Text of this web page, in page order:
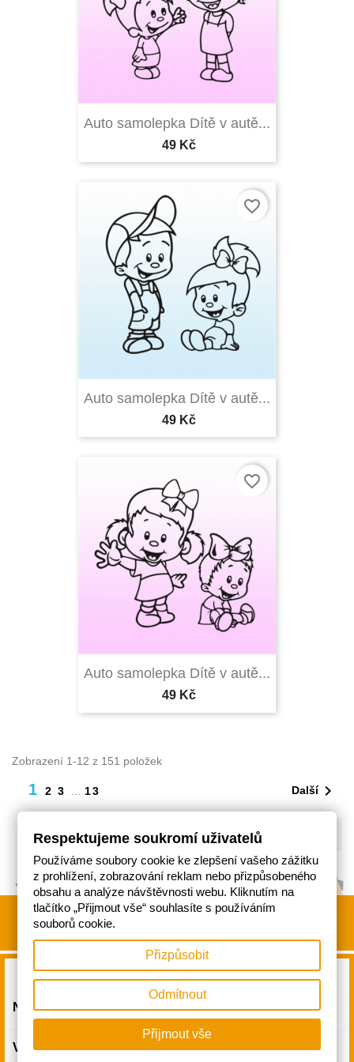
Auto samolepka Dítě v autě...
49 Kč
Auto samolepka Dítě v autě...
49 Kč
favorite_border
Auto samolepka Dítě v autě...
49 Kč
favorite_border
Zobrazení 1-12 z 151 položek
1 2 3 13 Další
Zpět na začátek
NAŠE SPOLEČNOST 
VÁŠ ÚČET 
Respektujeme soukromí uživatelů
Používáme soubory cookie ke zlepšení vašeho zážitku
z prohlížení, zobrazování reklam nebo přizpůsobeného
obsahu a analýze návštěvnosti webu. Kliknutím na
tlačítko „Přijmout vše“ souhlasíte s používáním
souborů cookie.
Přizpůsobit
Odmítnout
Přijmout vše